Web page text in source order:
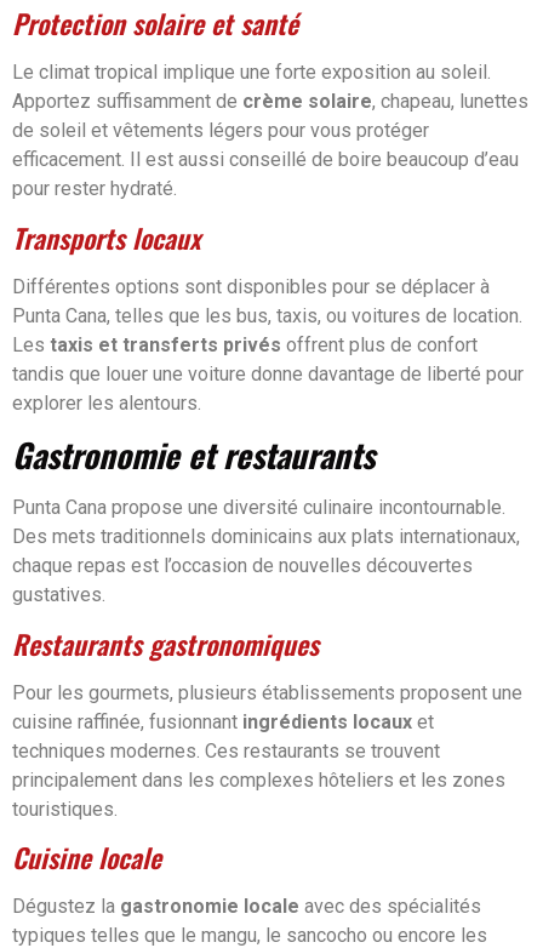
Protection solaire et santé
Le climat tropical implique une forte exposition au soleil.
Apportez suffisamment de crème solaire, chapeau, lunettes
de soleil et vêtements légers pour vous protéger
efficacement. Il est aussi conseillé de boire beaucoup d’eau
pour rester hydraté.
Transports locaux
Différentes options sont disponibles pour se déplacer à
Punta Cana, telles que les bus, taxis, ou voitures de location.
Les taxis et transferts privés offrent plus de confort
tandis que louer une voiture donne davantage de liberté pour
explorer les alentours.
Gastronomie et restaurants
Punta Cana propose une diversité culinaire incontournable.
Des mets traditionnels dominicains aux plats internationaux,
chaque repas est l’occasion de nouvelles découvertes
gustatives.
Restaurants gastronomiques
Pour les gourmets, plusieurs établissements proposent une
cuisine raffinée, fusionnant ingrédients locaux et
techniques modernes. Ces restaurants se trouvent
principalement dans les complexes hôteliers et les zones
touristiques.
Cuisine locale
Dégustez la gastronomie locale avec des spécialités
typiques telles que le mangu, le sancocho ou encore les